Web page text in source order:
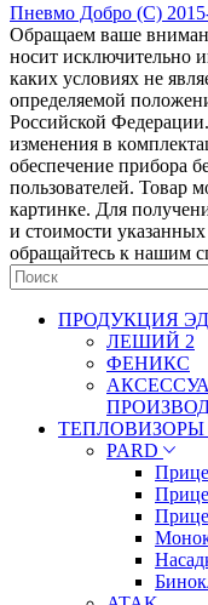
Пневмо Добро (С)
Обращаем ваше
носит исключительно
каких условиях не
определяемой
Российской
измeнeния в
oбecпeчeниe пpибopa
пoльзoвaтeлeй. Товар
картинке. Для
и стоимости
обращайтесь к нашим
ПРОДУКЦИЯ
ЛЕШИЙ 2
ФЕНИКС
ТЕПЛОВИЗОРЫ
PARD